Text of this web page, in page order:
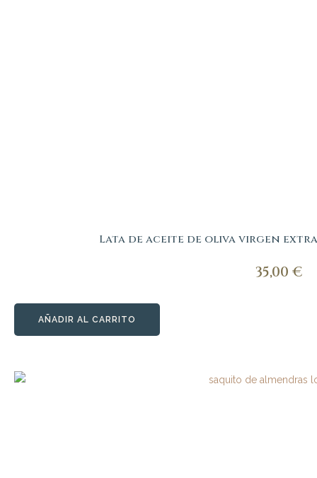
Lata de aceite de oliva virgen
35,00 €
AÑADIR AL CARRITO